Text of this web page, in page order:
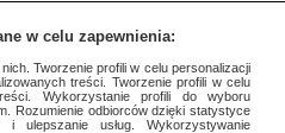
w celu zapewnienia:
Tworzenie profili w celu personalizacji
treści. Tworzenie profili w celu
Wykorzystanie profili do wyboru
Rozumienie odbiorców dzięki statystyce
ulepszanie usług. Wykorzystywanie